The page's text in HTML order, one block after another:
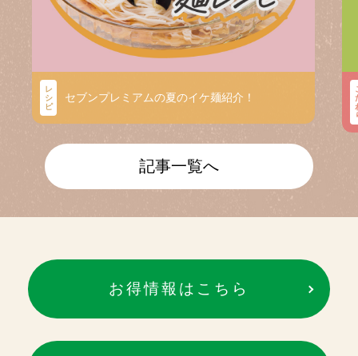
レ
シ
ピ
セブンプレミアムの夏のイケ麺紹介！
記事一覧へ
お得情報はこちら